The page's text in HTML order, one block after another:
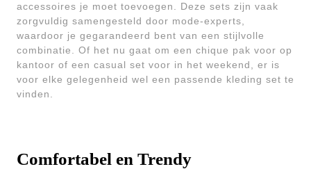
accessoires je moet toevoegen. Deze sets zijn vaak
zorgvuldig samengesteld door mode-experts,
waardoor je gegarandeerd bent van een stijlvolle
combinatie. Of het nu gaat om een chique pak voor op
kantoor of een casual set voor in het weekend, er is
voor elke gelegenheid wel een passende kleding set te
vinden.
Comfortabel en Trendy